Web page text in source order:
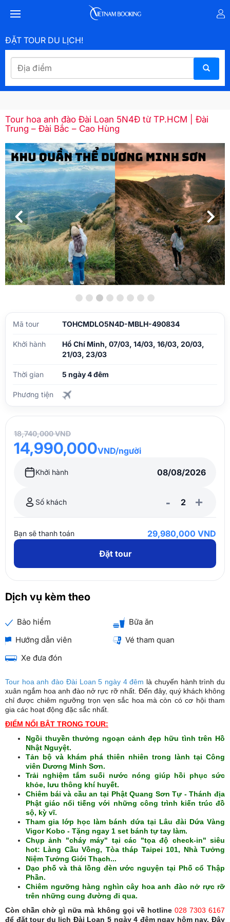
ĐẶT TOUR DU LỊCH!
Tour hoa anh đào Đài Loan 5N4Đ từ TP.HCM | Đài
Trung – Đài Bắc – Cao Hùng
Mã tour TOHCMDLO5N4D-MBLH-490834
Khởi hành
Hồ Chí Minh, 07/03, 14/03, 16/03, 20/03,
21/03, 23/03
Thời gian 5 ngày 4 đêm
Phương tiện
18,740,000 VND
14,990,000VND/người
Khởi hành
Số khách - +
Bạn sẽ thanh toán
29,980,000 VND
Đặt tour
Dịch vụ kèm theo
Bảo hiểm
Bữa ăn
Hướng dẫn viên
Vé tham quan
Xe đưa đón
Tour hoa anh đào Đài Loan 5 ngày 4 đêm là chuyến hành trình du
xuân ngắm hoa anh đào nở rực rỡ nhất. Đến đây, quý khách không
chỉ được chiêm ngưỡng trọn vẹn sắc hoa mà còn có cơ hội tham
gia các hoạt động đặc sắc nhất.
ĐIỂM NỔI BẬT TRONG TOUR:
Ngồi thuyền thưởng ngoạn cảnh đẹp hữu tình trên Hồ
Nhật Nguyệt.
Tản bộ và khám phá thiên nhiên trong lành tại Công
viên Dương Minh Sơn.
Trải nghiệm tắm suối nước nóng giúp hồi phục sức
khỏe, lưu thông khí huyết.
Chiêm bái và cầu an tại Phật Quang Sơn Tự - Thánh địa
Phật giáo nổi tiếng với những công trình kiến trúc đồ
sộ, kỳ vĩ.
Tham gia lớp học làm bánh dứa tại Lâu đài Dứa Vàng
Vigor Kobo - Tặng ngay 1 set bánh tự tay làm.
Chụp ảnh "cháy máy" tại các "tọa độ check-in" siêu
hot: Làng Cầu Vồng, Tòa tháp Taipei 101, Nhà Tưởng
Niệm Tưởng Giới Thạch...
Dạo phố và thả lồng đèn ước nguyện tại Phố cổ Thập
Phần.
Chiêm ngưỡng hàng nghìn cây hoa anh đào nở rực rỡ
trên những cung đường đi qua.
Còn chần chờ gì nữa mà không gọi về hotline 028 7303 6167
để đặt tour du lịch Đài Loan 5 ngày 4 đêm ngay hôm nay. Đây